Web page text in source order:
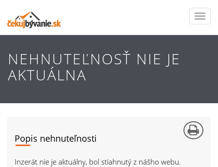
NEHNUTEĽNOSŤ NIE JE
AKTUÁLNA
Popis nehnuteľnosti
Inzerát nie je aktuálny, bol stiahnutý z nášho webu.